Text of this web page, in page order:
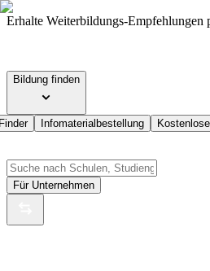
Erhalte Weiterbildungs-Empfehlungen
Bildung finden
Infomaterialbestellung
Für Unternehmen